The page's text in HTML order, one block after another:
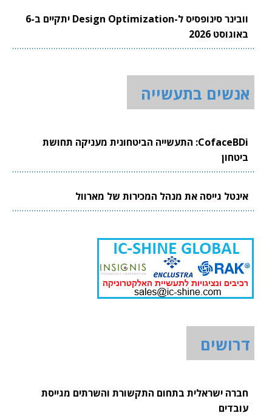
וובינר סינופסיס ל-Design Optimization יתקיים ב-6
באוגוסט 2026
אנשים בתעשייה
CofaceBDi: התעשייה הביטחונית מעניקה תחושת
ביטחון
אינטל גייסה את מנהל המכירות של מארוול
דרושים
חברה ישראלית בתחום התקשורת והשרתים מגייסת
עובדים